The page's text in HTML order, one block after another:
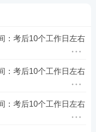
：考后10个工作日左右
：考后10个工作日左右
：考后10个工作日左右